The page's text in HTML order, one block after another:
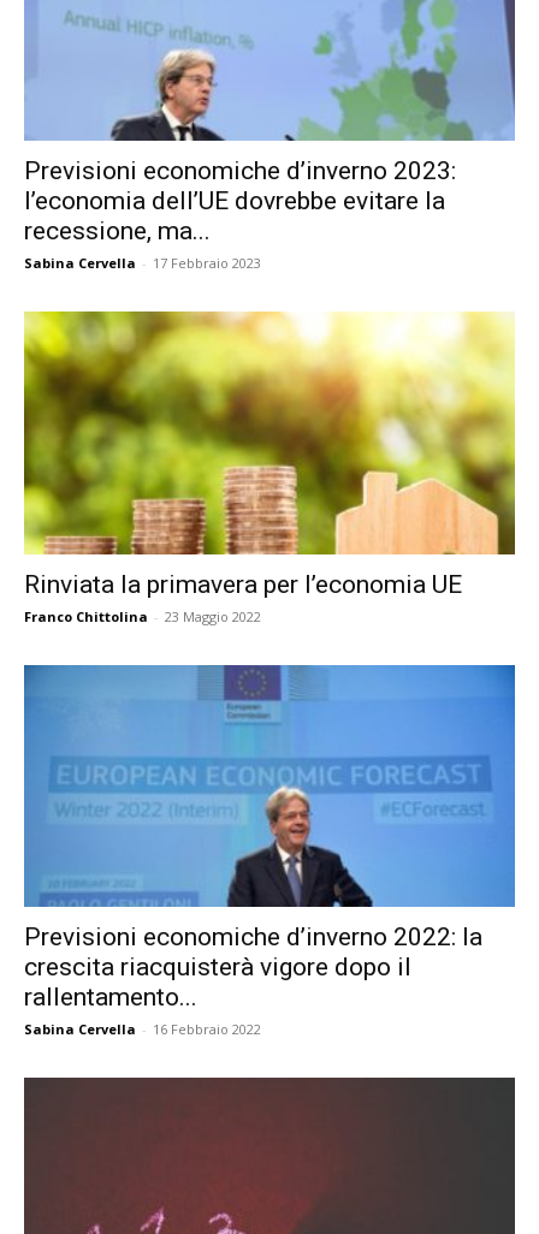
Previsioni economiche d’inverno 2023:
l’economia dell’UE dovrebbe evitare la
recessione, ma...
Sabina Cervella - 17 Febbraio 2023
Rinviata la primavera per l’economia UE
Franco Chittolina - 23 Maggio 2022
Previsioni economiche d’inverno 2022: la
crescita riacquisterà vigore dopo il
rallentamento...
Sabina Cervella - 16 Febbraio 2022